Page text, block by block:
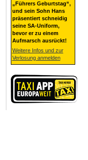
„Führers Geburtstag“,
und sein Sohn Hans
präsentiert schneidig
seine SA-Uniform,
bevor er zu einem
Aufmarsch ausrückt!
Weitere Infos und zur
Verlosung anmelden